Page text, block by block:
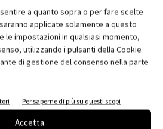
a quanto sopra o per fare scelte
applicate solamente a questo
le impostazioni in qualsiasi momento,
utilizzando i pulsanti della Cookie
di gestione del consenso nella parte
Per saperne di più su questi scopi
Accetta
MORE FROM AUTHOR
Architecture Student
2026
Milano 2026